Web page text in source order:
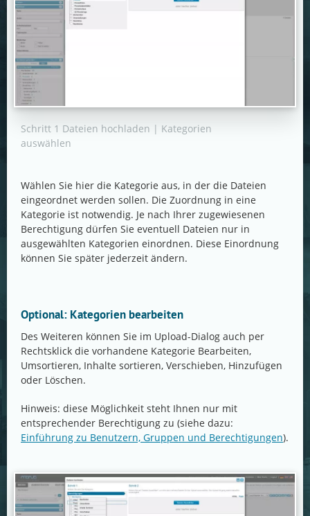
Schritt 1 Dateien hochladen | Kategorien
auswählen
Wählen Sie hier die Kategorie aus, in der die Dateien
eingeordnet werden sollen. Die Zuordnung in eine
Kategorie ist notwendig. Je nach Ihrer zugewiesenen
Berechtigung dürfen Sie eventuell Dateien nur in
ausgewählten Kategorien einordnen. Diese Einordnung
können Sie später jederzeit ändern.
Optional: Kategorien bearbeiten
Des Weiteren können Sie im Upload-Dialog auch per
Rechtsklick die vorhandene Kategorie Bearbeiten,
Umsortieren, Inhalte sortieren, Verschieben, Hinzufügen
oder Löschen.
Hinweis: diese Möglichkeit steht Ihnen nur mit
entsprechender Berechtigung zu (siehe dazu:
Einführung zu Benutzern, Gruppen und Berechtigungen).